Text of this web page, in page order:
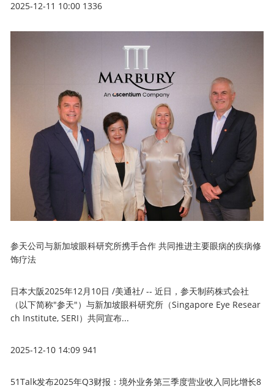
2025-12-11 10:00 1336
参天公司与新加坡眼科研究所携手合作 共同推进主要眼病的疾病修
饰疗法
日本大阪2025年12月10日 /美通社/ -- 近日，参天制药株式会社
（以下简称"参天"）与新加坡眼科研究所（Singapore Eye Resear
ch Institute, SERI）共同宣布...
2025-12-10 14:09 941
51Talk发布2025年Q3财报：境外业务第三季度营业收入同比增长8